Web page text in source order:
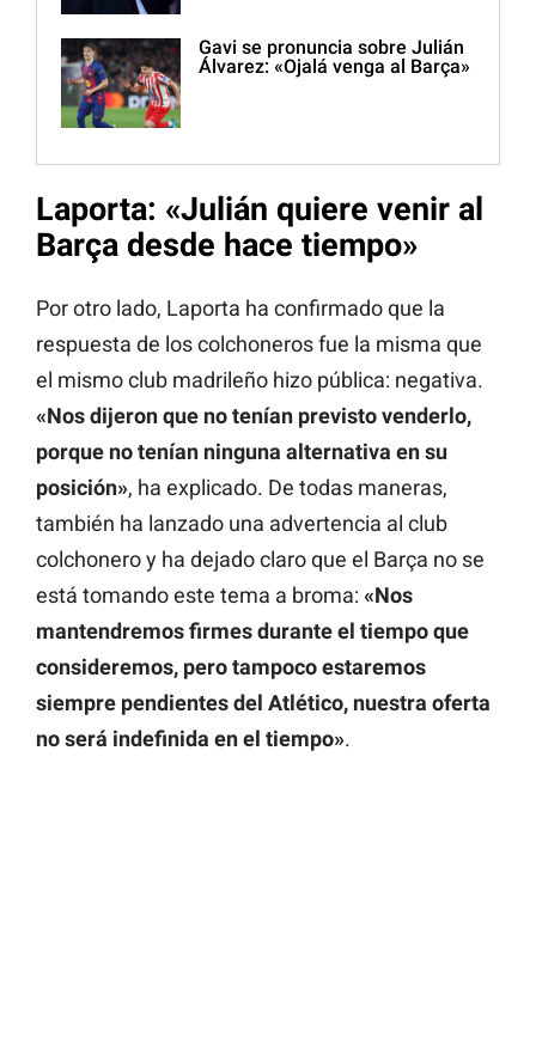
Gavi se pronuncia sobre Julián
Álvarez: «Ojalá venga al Barça»
Laporta: «Julián quiere venir al
Barça desde hace tiempo»
Por otro lado, Laporta ha confirmado que la
respuesta de los colchoneros fue la misma que
el mismo club madrileño hizo pública: negativa.
«Nos dijeron que no tenían previsto venderlo,
porque no tenían ninguna alternativa en su
posición», ha explicado. De todas maneras,
también ha lanzado una advertencia al club
colchonero y ha dejado claro que el Barça no se
está tomando este tema a broma: «Nos
mantendremos firmes durante el tiempo que
consideremos, pero tampoco estaremos
siempre pendientes del Atlético, nuestra oferta
no será indefinida en el tiempo».